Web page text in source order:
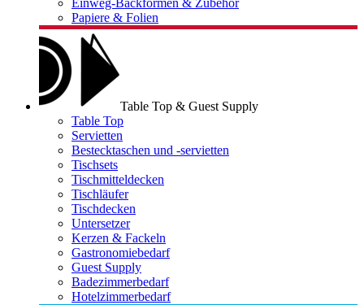
Einweg-Backformen & Zubehör
Papiere & Folien
Table Top & Guest Supply
Table Top
Servietten
Bestecktaschen und -servietten
Tischsets
Tischmitteldecken
Tischläufer
Tischdecken
Untersetzer
Kerzen & Fackeln
Gastronomiebedarf
Guest Supply
Badezimmerbedarf
Hotelzimmerbedarf